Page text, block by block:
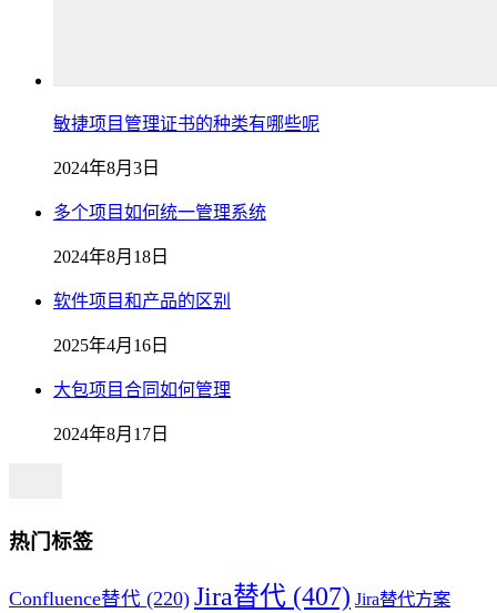
敏捷项目管理证书的种类有哪些呢
2024年8月3日
多个项目如何统一管理系统
2024年8月18日
软件项目和产品的区别
2025年4月16日
大包项目合同如何管理
2024年8月17日
热门标签
Confluence替代 (220) Jira替代 (407) Jira替代方案